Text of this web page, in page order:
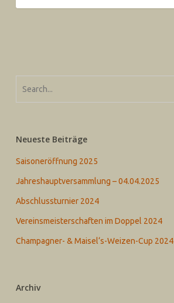
Neueste Beiträge
Saisoneröffnung 2025
Jahreshauptversammlung – 04.04.2025
Abschlussturnier 2024
Vereinsmeisterschaften im Doppel 2024
Champagner- & Maisel‘s-Weizen-Cup 2024
Archiv